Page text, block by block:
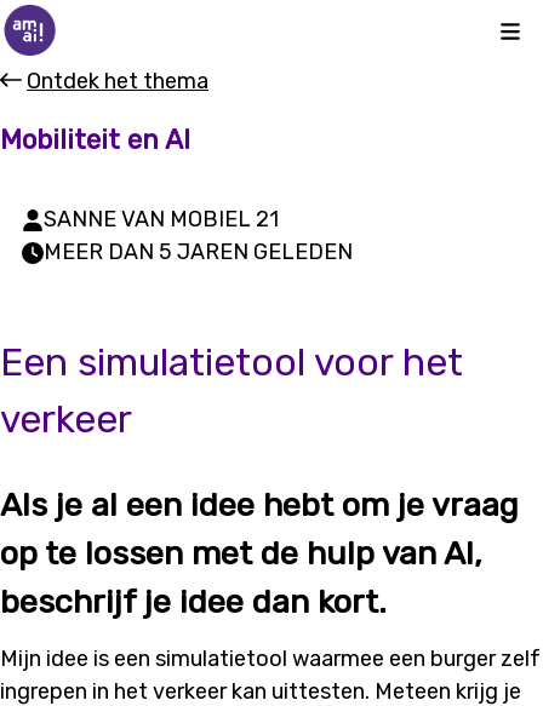
Ontdek het thema
Mobiliteit en AI
SANNE VAN MOBIEL 21
MEER DAN 5 JAREN GELEDEN
Een simulatietool voor het
verkeer
Als je al een idee hebt om je vraag
op te lossen met de hulp van AI,
beschrijf je idee dan kort.
Mijn idee is een simulatietool waarmee een burger zelf
ingrepen in het verkeer kan uittesten. Meteen krijg je